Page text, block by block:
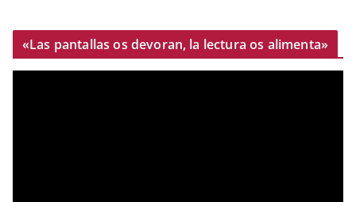
«Las pantallas os devoran, la lectura os alimenta»